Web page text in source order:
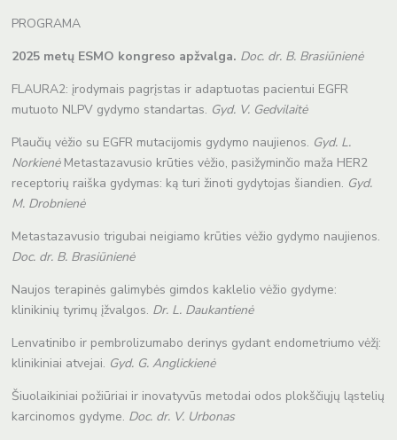
PROGRAMA
2025 metų ESMO kongreso apžvalga. Doc. dr. B. Brasiūnienė
FLAURA2: įrodymais pagrįstas ir adaptuotas pacientui EGFR
mutuoto NLPV gydymo standartas. Gyd. V. Gedvilaitė
Plaučių vėžio su EGFR mutacijomis gydymo naujienos. Gyd. L.
Norkienė Metastazavusio krūties vėžio, pasižyminčio maža HER2
receptorių raiška gydymas: ką turi žinoti gydytojas šiandien. Gyd.
M. Drobnienė
Metastazavusio trigubai neigiamo krūties vėžio gydymo naujienos.
Doc. dr. B. Brasiūnienė
Naujos terapinės galimybės gimdos kaklelio vėžio gydyme:
klinikinių tyrimų įžvalgos. Dr. L. Daukantienė
Lenvatinibo ir pembrolizumabo derinys gydant endometriumo vėžį:
klinikiniai atvejai. Gyd. G. Anglickienė
Šiuolaikiniai požiūriai ir inovatyvūs metodai odos plokščiųjų ląstelių
karcinomos gydyme. Doc. dr. V. Urbonas